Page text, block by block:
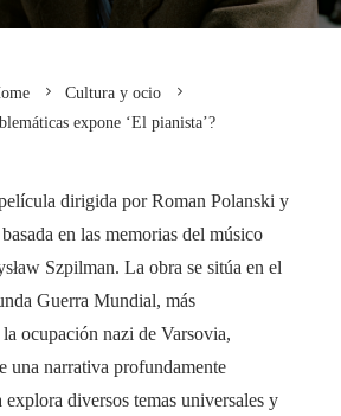
Cultura y ocio
expone ‘El pianista’?
dirigida por Roman Polanski y
en las memorias del músico
Szpilman. La obra se sitúa en el
Guerra Mundial, más
ocupación nazi de Varsovia,
una narrativa profundamente
diversos temas universales y